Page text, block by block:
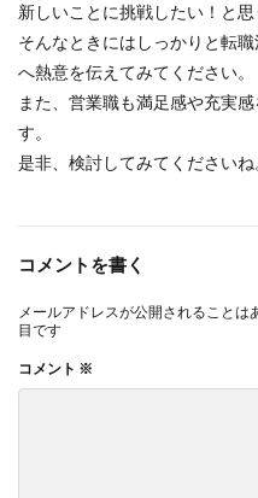
新しいことに挑戦したい！と思
そんなときにはしっかりと転
へ熱意を伝えてみてください。
また、営業職も満足感や充実
す。
是非、検討してみてくださいね
コメントを書く
メールアドレスが公開されることは
目です
コメント ※